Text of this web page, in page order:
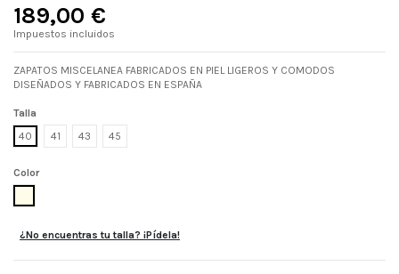
189,00 €
Impuestos incluidos
ZAPATOS MISCELANEA FABRICADOS EN PIEL LIGEROS Y COMODOS
DISEÑADOS Y FABRICADOS EN ESPAÑA
Talla
40
41 43 45
Color
¿No encuentras tu talla? ¡Pídela!